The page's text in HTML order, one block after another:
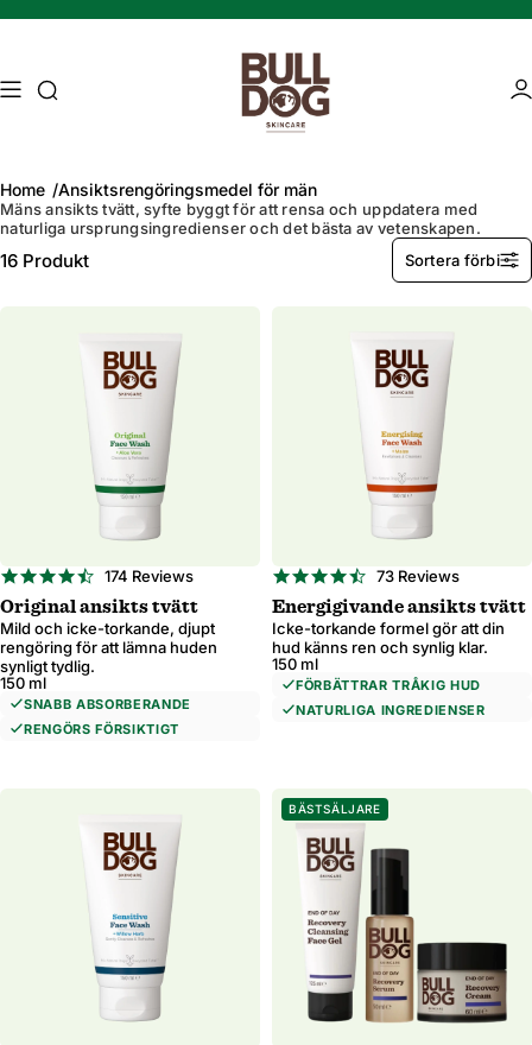
Åtkomstsökning
Home Ansiktsrengöringsmedel för män
Mäns ansikts tvätt, syfte byggt för att rensa och uppdatera med
naturliga ursprungsingredienser och det bästa av vetenskapen.
16 Produkt Sortera förbi
4.7
star
rating
174 Reviews
Original ansikts tvätt
Mild och icke-torkande, djupt
rengöring för att lämna huden
synligt tydlig.
150 ml
SNABB ABSORBERANDE
RENGÖRS FÖRSIKTIGT
4.7
star
rating
73 Reviews
Energigivande ansikts tvätt
Icke-torkande formel gör att din
hud känns ren och synlig klar.
150 ml
FÖRBÄTTRAR TRÅKIG HUD
NATURLIGA INGREDIENSER
BÄSTSÄLJARE